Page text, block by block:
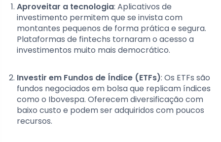
Aproveitar a tecnologia: Aplicativos de
investimento permitem que se invista com
montantes pequenos de forma prática e segura.
Plataformas de fintechs tornaram o acesso a
investimentos muito mais democrático.
Investir em Fundos de Índice (ETFs): Os ETFs são
fundos negociados em bolsa que replicam índices
como o Ibovespa. Oferecem diversificação com
baixo custo e podem ser adquiridos com poucos
recursos.